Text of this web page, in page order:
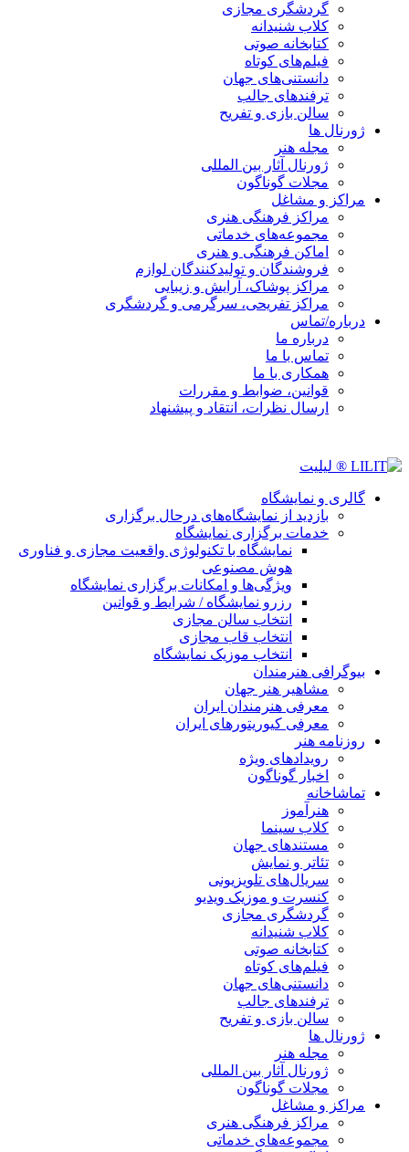
گردشگری مجازی
کلاب شنیدانه
کتابخانه صوتی
فیلم‌های کوتاه
دانستنی‌های جهان
ترفندهای جالب
سالن بازی و تفریح
ژورنال ها
مجله هنر
ژورنال آثار بین المللی
مجلات گوناگون
مراکز و مشاغل
مراکز فرهنگی هنری
مجموعه‌های خدماتی
اماکن فرهنگی و هنری
فروشندگان و تولیدکنندگان لوازم
مراکز پوشاک، آرایش و زیبایی
مراکز تفریحی، سرگرمی و گردشگری
درباره/تماس
درباره ما
تماس با ما
همکاری با ما
قوانین، ضوابط و مقررات
ارسال نظرات، انتقاد و پیشنهاد
گالری و نمایشگاه
بازدید از نمایشگاه‌های درحال برگزاری
خدمات برگزاری نمایشگاه
نمایشگاه با تکنولوژی واقعیت مجازی و فناوری
هوش مصنوعی
ویژگی‌ها و امکانات برگزاری نمایشگاه
رزرو نمایشگاه / شرایط و قوانین
انتخاب سالن مجازی
انتخاب قاب مجازی
انتخاب موزیک نمایشگاه
بیوگرافی هنرمندان
مشاهیر هنر جهان
معرفی هنرمندان ایران
معرفی کیوریتورهای ایران
روزنامه هنر
رویدادهای ویژه
اخبار گوناگون
تماشاخانه
هنرآموز
کلاب سینما
مستندهای جهان
تئاتر و نمایش
سریال‌های تلویزیونی
کنسرت و موزیک ویدیو
گردشگری مجازی
کلاب شنیدانه
کتابخانه صوتی
فیلم‌های کوتاه
دانستنی‌های جهان
ترفندهای جالب
سالن بازی و تفریح
ژورنال ها
مجله هنر
ژورنال آثار بین المللی
مجلات گوناگون
مراکز و مشاغل
مراکز فرهنگی هنری
مجموعه‌های خدماتی